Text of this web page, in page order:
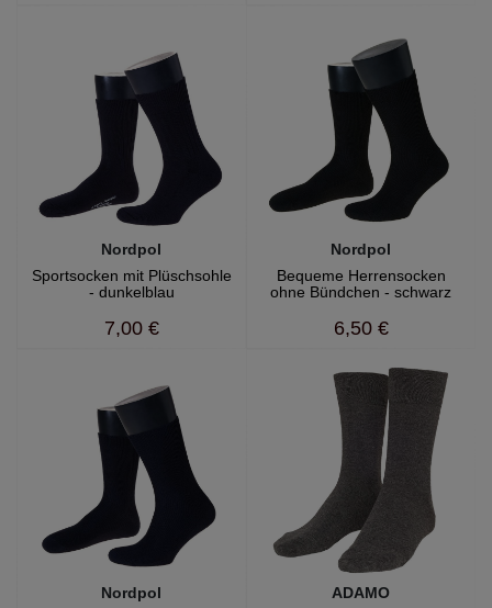
Nordpol
Sportsocken mit Plüschsohle
- dunkelblau
7,00 €
Nordpol
Bequeme Herrensocken
ohne Bündchen - schwarz
6,50 €
Nordpol
ADAMO